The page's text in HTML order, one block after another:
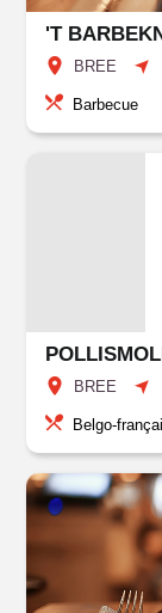
'T
BREE
Barbecue
BREE
Belgo-